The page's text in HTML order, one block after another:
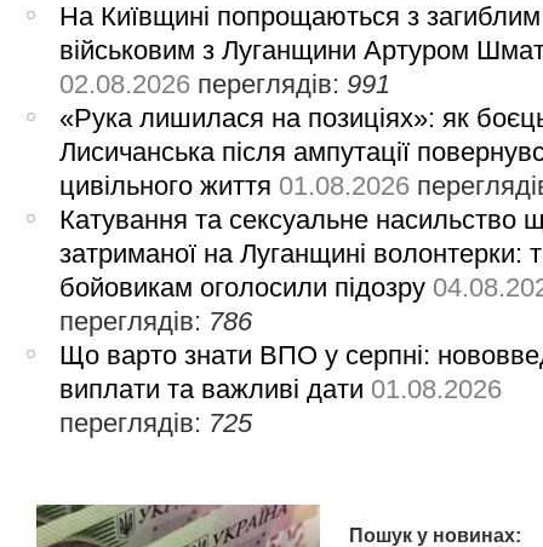
На Київщині попрощаються з загиблим
військовим з Луганщини Артуром
02.08.2026 переглядів: 991
«Рука лишилася на позиціях»: як
Лисичанська після ампутації
цивільного життя 01.08.2026
Катування та сексуальне насильство
затриманої на Луганщині волонтерки:
бойовикам оголосили підозру
переглядів: 786
Що варто знати ВПО у серпні:
виплати та важливі дати 01.08.2026
переглядів: 725
Пошук у новинах: